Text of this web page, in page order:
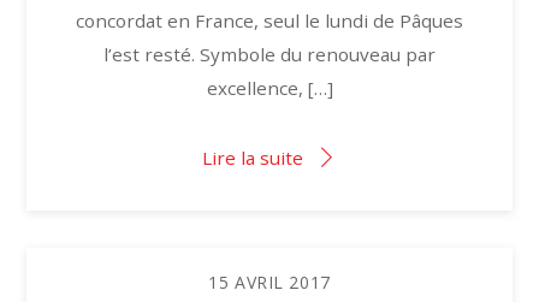
concordat en France, seul le lundi de Pâques
l’est resté. Symbole du renouveau par
excellence, […]
Lire la suite
15 AVRIL 2017